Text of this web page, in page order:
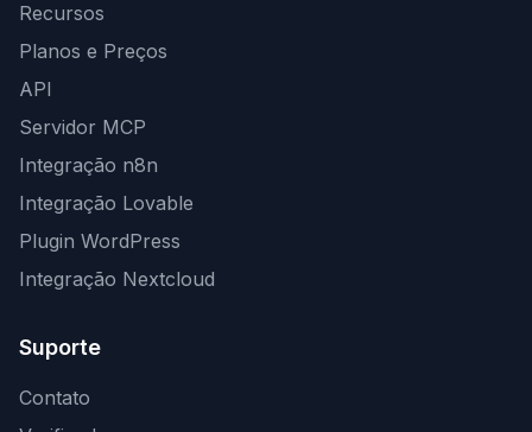
Recursos
Planos e Preços
API
Servidor MCP
Integração n8n
Integração Lovable
Plugin WordPress
Integração Nextcloud
Suporte
Contato